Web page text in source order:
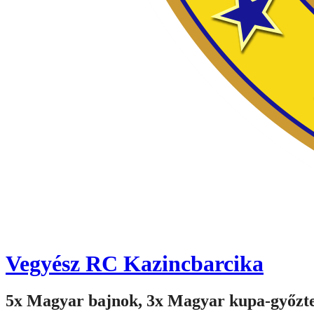
Vegyész RC Kazincbarcika
5x Magyar bajnok, 3x Magyar kupa-